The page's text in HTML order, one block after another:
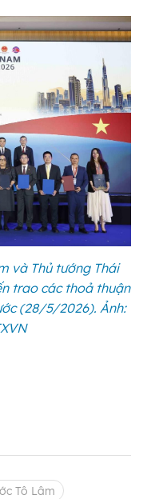
và Thủ tướng Thái
trao các thoả thuận
(28/5/2026). Ảnh:
Tô Lâm